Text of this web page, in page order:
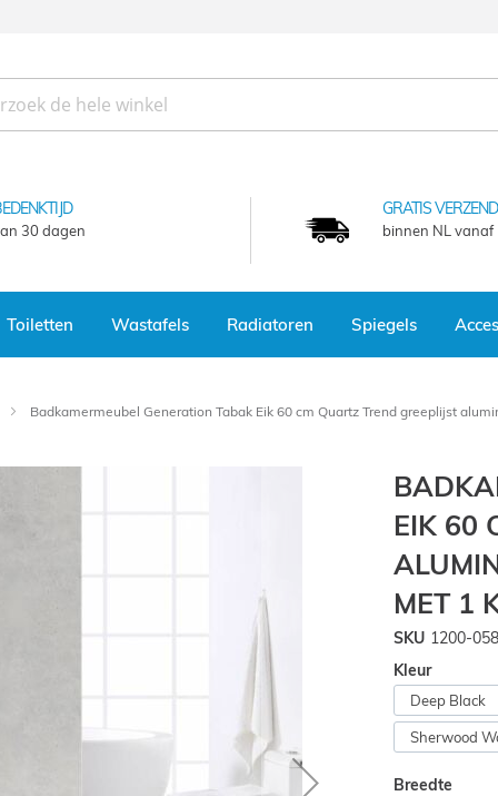
30 dagen
GRATIS
binnen NL vanaf
Toiletten Wastafels Radiatoren Spiegels
Badkamermeubel Generation Tabak Eik 60 cm Quartz Trend greeplijst
EIK 60
MET 1
SKU 1200-
Kleur
Deep Black
Sherwood
Breedte